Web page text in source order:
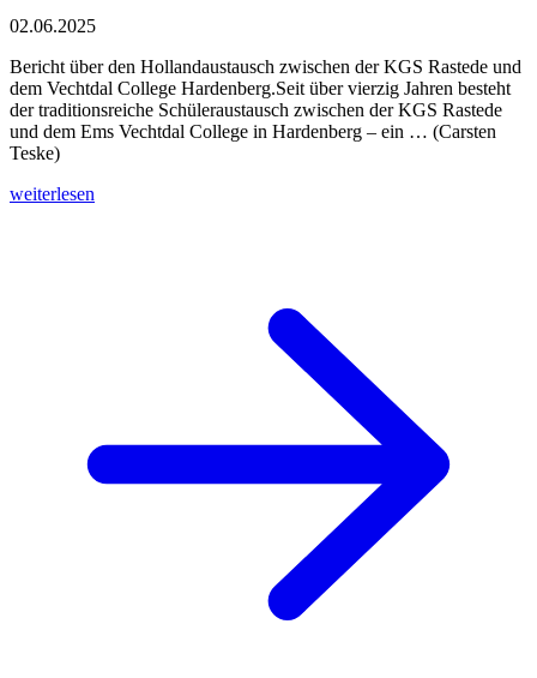
02.06.2025
Bericht über den Hollandaustausch zwischen der KGS Rastede und
dem Vechtdal College Hardenberg.Seit über vierzig Jahren besteht
der traditionsreiche Schüleraustausch zwischen der KGS Rastede
und dem Ems Vechtdal College in Hardenberg – ein … (Carsten
Teske)
weiterlesen